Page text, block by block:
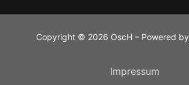
Copyright © 2026 OscH – Powered by
Impressum